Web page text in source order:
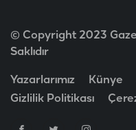
© Copyright 2023
Saklıdır
Yazarlarımız Künye
Gizlilik Politikası